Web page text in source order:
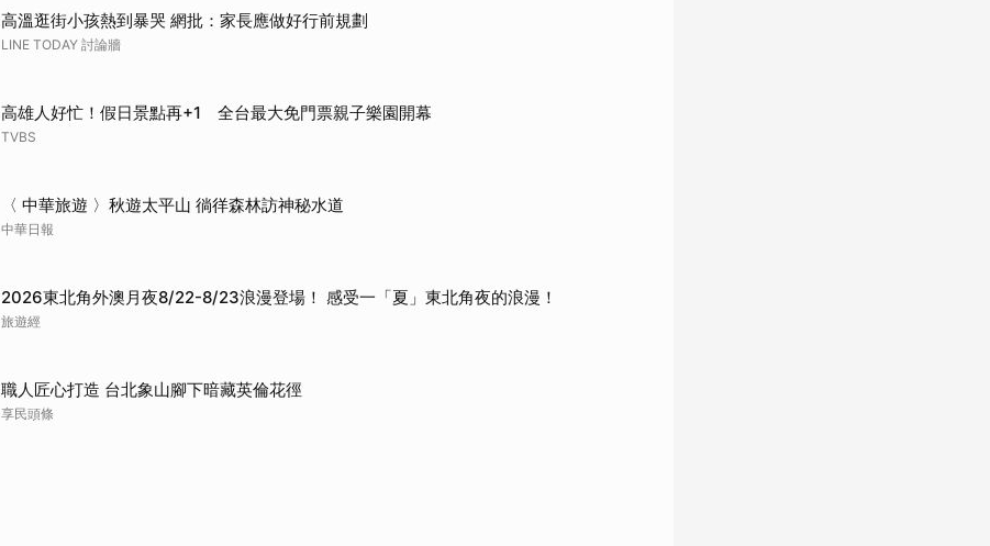
高溫逛街小孩熱到暴哭 網批：家長應做好行前規劃
LINE TODAY 討論牆
高雄人好忙！假日景點再+1 全台最大免門票親子樂園開幕
TVBS
〈 中華旅遊 〉秋遊太平山 徜徉森林訪神秘水道
中華日報
2026東北角外澳月夜8/22-8/23浪漫登場！ 感受一「夏」東北角夜的浪漫！
旅遊經
職人匠心打造 台北象山腳下暗藏英倫花徑
享民頭條
取消